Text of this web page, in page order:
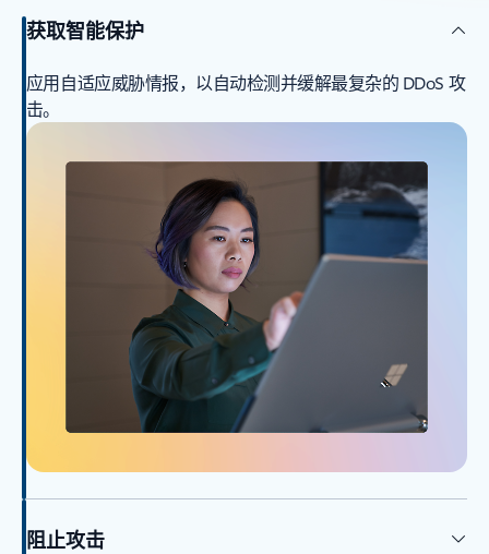
获取智能保护
应用自适应威胁情报，以自动检测并缓解最复杂的 DDoS 攻
击。
阻止攻击